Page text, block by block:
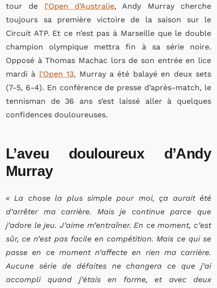
tour de l’Open d’Australie, Andy Murray cherche
toujours sa première victoire de la saison sur le
Circuit ATP. Et ce n’est pas à Marseille que le double
champion olympique mettra fin à sa série noire.
Opposé à Thomas Machac lors de son entrée en lice
mardi à l’Open 13, Murray a été balayé en deux sets
(7-5, 6-4). En conférence de presse d’après-match, le
tennisman de 36 ans s’est laissé aller à quelques
confidences douloureuses.
L’aveu douloureux d’Andy
Murray
« La chose la plus simple pour moi, ça aurait été
d’arrêter ma carrière. Mais je continue parce que
j’adore le jeu. J’aime m’entraîner. En ce moment, c’est
sûr, ce n’est pas facile en compétition. Mais ce qui se
passe en ce moment n’affecte en rien ma carrière.
Aucune série de défaites ne changera ce que j’ai
accompli quand j’étais en forme, et avec deux